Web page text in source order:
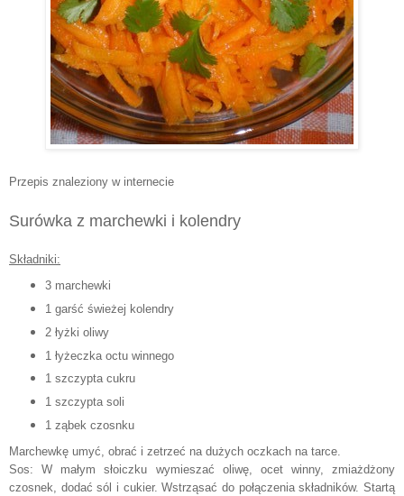
Przepis znaleziony w internecie
Surówka z marchewki i kolendry
Składniki:
3 marchewki
1 garść świeżej kolendry
2 łyżki oliwy
1 łyżeczka octu winnego
1 szczypta cukru
1 szczypta soli
1 ząbek czosnku
Marchewkę umyć, obrać i zetrzeć na dużych oczkach na tarce.
Sos: W małym słoiczku wymieszać oliwę, ocet winny, zmiażdżony
czosnek, dodać sól i cukier. Wstrząsać do połączenia składników. Startą